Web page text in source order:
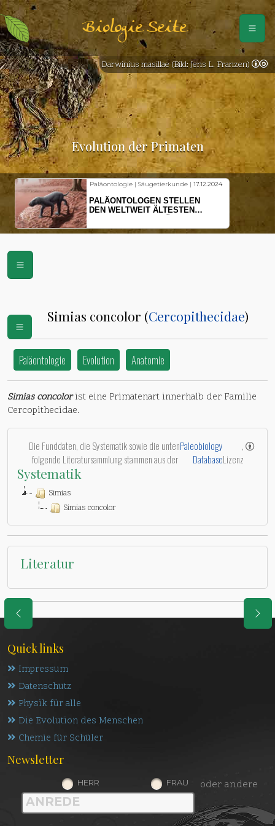
Biologie Seite
Evolution der Primaten
Paläontologie | Säugetierkunde | 17.12.2024
PALÄONTOLOGEN STELLEN
DEN WELTWEIT ÄLTESTEN
VOR
Darwinius masillae (Bild: Jens L. Franzen)
Simias concolor (Cercopithecidae)
Paläontologie Evolution Anatomie
Simias concolorist eine Primatenart innerhalb der Familie
Cercopithecidae.
Die Funddaten, die Systematik sowie die unten
folgende Literatursammlung stammen aus der
Paleobiology
Database
,
Lizenz
Systematik
Simias
Simias concolor
Literatur
Quick links
Impressum
Datenschutz
Physik für alle
Die Evolution des Menschen
Chemie für Schüler
Newsletter
HERR FRAU oder andere